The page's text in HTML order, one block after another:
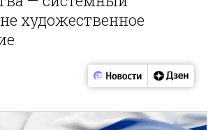
художественное